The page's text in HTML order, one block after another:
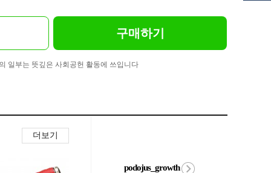
구매하기
일부는 뜻깊은 사회공헌 활동에 쓰입니다
더보기
podojus_growth